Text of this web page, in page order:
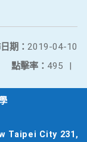
期： 2019-04-10
點擊率： 495 |
Taipei City 231,